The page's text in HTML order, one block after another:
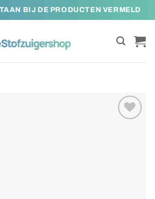
BIJ DE PRODUCTEN VERMELD